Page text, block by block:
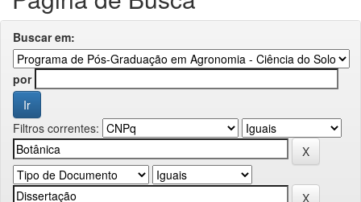
Buscar em:
por
Filtros correntes: